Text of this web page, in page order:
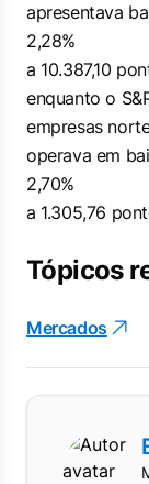
apresentava
2,28%
a 10.387,10
enquanto o
empresas
operava em
2,70%
a 1.305,76
Tópicos
Mercados